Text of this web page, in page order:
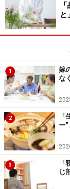
「よく遊びに行
たんです。お線
から、その友人
いけど、実は遺
できたわ』って
得しましたが、
決めるところが
ミホさんの実家
がない。両親は
さんには形見分
「夫の実家も同
と
1
嫁
な
2
ー
3
じ